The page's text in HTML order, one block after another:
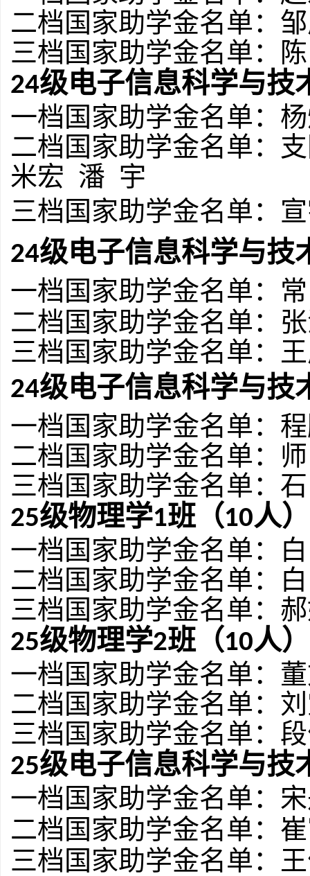
二档国家助学金名单：
三档国家助学金名单：
陈
24级电子信息科学与技
一档国家助学金名单：
二档国家助学金名单：
米宏 潘 宇
三档国家助学金名单：
24级电子信息科学与技
一档国家助学金名单： 常
二档国家助学金名单：
三档国家助学金名单：
24级电子信息科学与技
一档国家助学金名单：
二档国家助学金名单： 师
三档国家助学金名单： 石
25级物理学1班（10人）
一档国家助学金名单：
白
二档国家助学金名单：
白
三档国家助学金名单：
25级物理学2班（10人）
一档国家助学金名单：
二档国家助学金名单：
三档国家助学金名单：
25级电子信息科学与技
一档国家助学金名单：
二档国家助学金名单：
三档国家助学金名单：